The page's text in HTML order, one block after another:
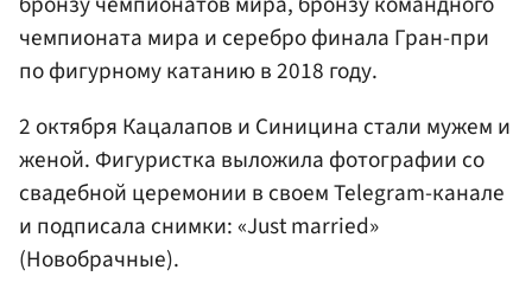
чемпионата мира и серебро финала Гран-при
по фигурному катанию в 2018 году.
2 октября Кацалапов и Синицина стали мужем и
женой. Фигуристка выложила фотографии со
свадебной церемонии в своем Telegram-канале
и подписала снимки: «Just married»
(Новобрачные).